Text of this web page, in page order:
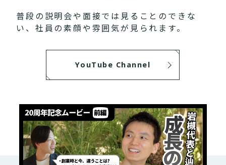
普段の説明会や面接では見ることのできな
い、社員の素顔や雰囲気が見られます。
YouTube Channel